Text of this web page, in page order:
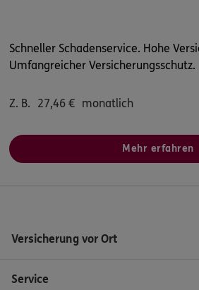
Schneller Schadenservice. Hohe
Umfangreicher Versicherungsschutz.
Z. B. 27,46 € monatlich
Mehr erfahren
Versicherung vor Ort
Service